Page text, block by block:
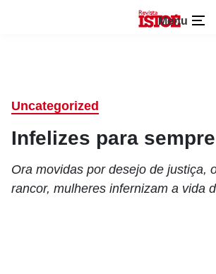
Menu
Uncategorized
Infelizes para sempre
Ora movidas por desejo de justiça,
rancor, mulheres infernizam a vida